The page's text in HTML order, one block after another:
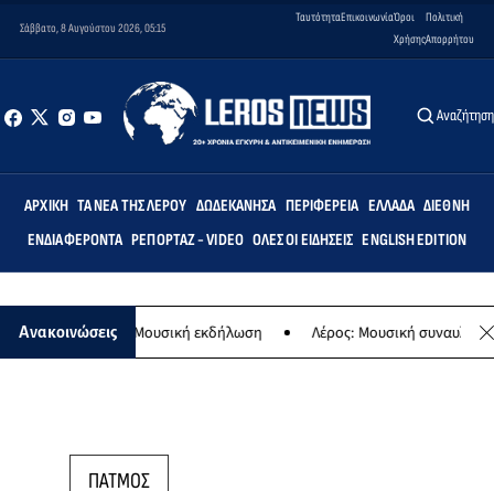
Σάββατο, 8 Αυγούστου 2026, 05:15
ΤαυτότηταΕπικοινωνίαΌροι
Χρήσης
Πολιτική
Απορρήτου
Αναζήτηση
ΑΡΧΙΚΉ ΤΑ ΝΈΑ ΤΗΣ ΛΈΡΟΥ ΔΩΔΕΚΆΝΗΣΑ ΠΕΡΙΦΈΡΕΙΑ ΕΛΛΆΔΑ ΔΙΕΘΝΉ
ΕΝΔΙΑΦΈΡΟΝΤΑ ΡΕΠΟΡΤΆΖ - VIDEO ΌΛΕΣ ΟΙ ΕΙΔΉΣΕΙΣ ENGLISH EDITION
Ανακοινώσεις
Παναγίας - Μουσική εκδήλωση Λέρος: Μουσική συναυλία των
ΠΑΤΜΟΣ